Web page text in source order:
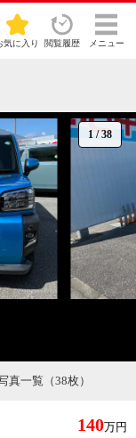
気に入り 閲覧履歴 メニュー
1 /38
真一覧（38枚）
140万円